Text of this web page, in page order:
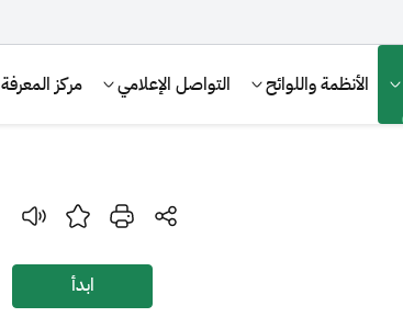
الأنظمة واللوائح التواصل الإعلامي مركز المعرفة
ابدأ